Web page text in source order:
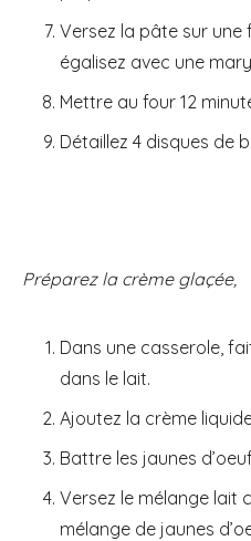
Versez la pâte sur une
égalisez avec une
Mettre au four 12
Détaillez 4 disques de
Préparez la crème glaçée,
Dans une casserole,
dans le lait.
Ajoutez la crème
Battre les jaunes
Versez le mélange lait
mélange de jaunes